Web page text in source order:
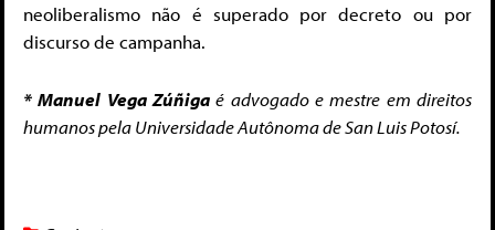
neoliberalismo não é superado por decreto ou por
discurso de campanha.
* Manuel Vega Zúñiga é advogado e mestre em direitos
humanos pela Universidade Autônoma de San Luis Potosí.